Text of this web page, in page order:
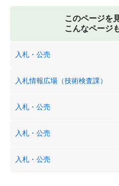
このページを
こんなページ
入札・公売
入札情報広場（技術検査課）
入札・公売
入札・公売
入札・公売